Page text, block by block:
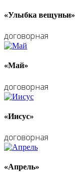
«Улыбка вещуньи»
договорная
«Май»
договорная
«Иисус»
договорная
«Апрель»